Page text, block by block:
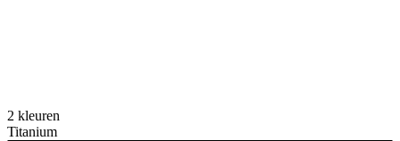
2 kleuren
Titanium